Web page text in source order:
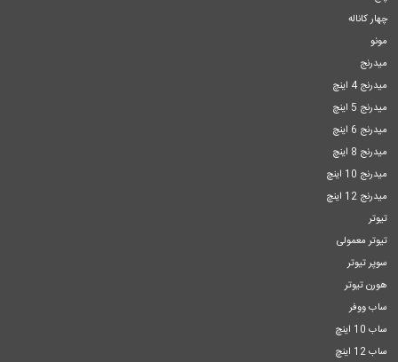
چهار کاناله
مونو
میدرنج
میدرنج 4 اینچ
میدرنج 5 اینچ
میدرنج 6 اینچ
میدرنج 8 اینچ
میدرنج 10 اینچ
میدرنج 12 اینچ
تیوتر
تیوتر معمولی
سوپر تیوتر
هورن تیوتر
ساب ووفر
ساب 10 اینچ
ساب 12 اینچ